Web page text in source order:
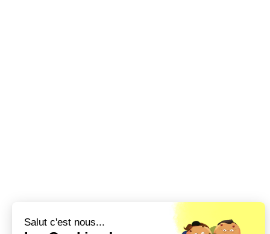
Salut c'est nous...